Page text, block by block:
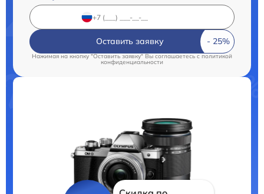
Оставить заявку
Нажимая на кнопку "Оставить заявку" Вы соглашаетесь c политикой
конфиденциальности